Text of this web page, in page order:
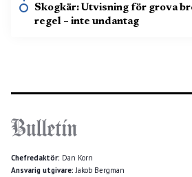
Skogkär: Utvisning för grova
regel – inte undantag
Chefredaktör: Dan Korn
Ansvarig utgivare:Jakob Bergman